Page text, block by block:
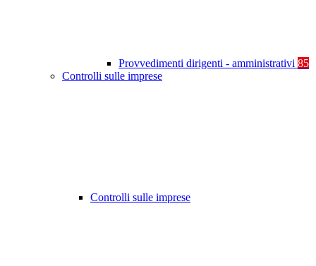
Provvedimenti dirigenti - amministrativi 85
Controlli sulle imprese
Controlli sulle imprese